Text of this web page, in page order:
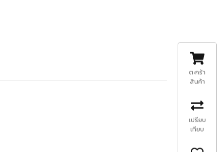
ตะกร้า
สินค้า
เปรียบ
เทียบ